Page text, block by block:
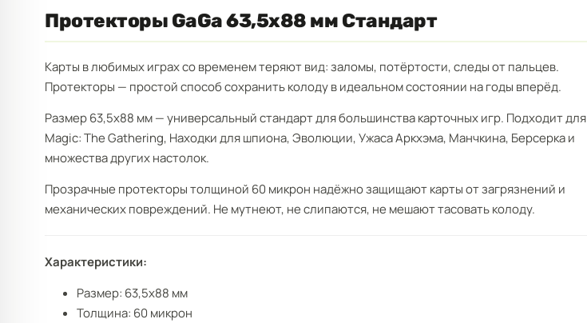
Протекторы GaGa 63,5x88 мм Стандарт
Карты в любимых играх со временем теряют вид: заломы, потёртости, следы от пальцев.
Протекторы — простой способ сохранить колоду в идеальном состоянии на годы вперёд.
Размер 63,5x88 мм — универсальный стандарт для большинства карточных игр. Подходит для
Magic: The Gathering, Находки для шпиона, Эволюции, Ужаса Аркхэма, Манчкина, Берсерка и
множества других настолок.
Прозрачные протекторы толщиной 60 микрон надёжно защищают карты от загрязнений и
механических повреждений. Не мутнеют, не слипаются, не мешают тасовать колоду.
Характеристики:
Размер: 63,5x88 мм
Толщина: 60 микрон